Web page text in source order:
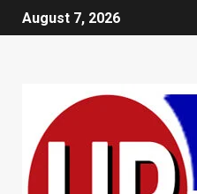
August 7, 2026